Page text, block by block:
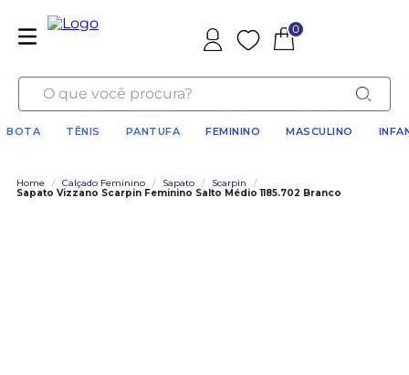
Favoritos
0
O que você procura?
BOTA TÊNIS PANTUFA FEMININO MASCULINO
Home / Calçado Feminino / Sapato / Scarpin
/
Sapato Vizzano Scarpin Feminino Salto Médio 1185.702 Branco